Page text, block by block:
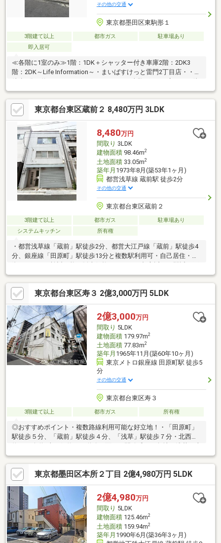
その他の交通
東京都墨田区東駒形１
3階建て以上 都市ガス
駐車場あり
即入居可
≪各階に1室のみ≫1階：1DK＋シャッター付き車庫2階：2DK3
階：2DK～Life Information～・まいばすけっと雷門2丁目店・・・
5分（約370m）・百貨店 松屋浅草・・・徒歩10分（約780m）・
ショッピングモール 東京ミズマチ・・・徒歩13分（約1032m）
東京都台東区蔵前２ 8,480万円 3LDK
8,480万円
間取り 3LDK
建物面積98.46m2
土地面積33.05m2
築年月 1973年8月(築53年1ヶ月)
都営浅草線 蔵前駅 徒歩2分
その他の交通
東京都台東区蔵前２
3階建て以上 都市ガス
駐車場あり
システムキッチン
所有権
・都営浅草線「蔵前」駅徒歩2分、都営大江戸線「蔵前」駅徒歩4
分、銀座線「田原町」駅徒歩13分と複数駅利用可・自己居住・投
建を持ちたい方に検討しやすい価格帯・戸建賃貸として募集する
際、集合住宅よりも「一棟まるごと」を借りたい方に選ばれやす
い傾向 ・現況空家：募集条件や内装の整え方を決めてから貸し出
しを始められます ・1973年8月築：購入前に建物の状態を確認
し、直す所を見積もって計画を立てやすい
東京都台東区寿３ 2億3,000万円 5LDK
2億3,000万円
間取り 5LDK
建物面積179.97m2
土地面積77.83m2
築年月 1965年11月(築60年10ヶ月)
東京メトロ銀座線 田原町駅 徒歩5
分
その他の交通
東京都台東区寿３
3階建て以上 都市ガス 所有権
◎おすすめポイント・複数路線利用可能な好立地！・「田原町」
駅徒歩５分、「蔵前」駅徒歩４分、「浅草」駅徒歩７分・北西側
野エリアが生活圏の利便性豊かなロケーション・スーパー・コン
ビニ・小学校が徒歩５分圏内の暮らしやすい住環境※間取りの詳
細は確認中です。担当までお問い合わせください■資料請求だけ
でもお気軽にお問い合わせください！■お問い合わせは【フリー
ダイヤル：０１２０ー９９８ー１１８】までお気軽にどうぞ♪
東京都墨田区本所２丁目 2億4,980万円 5LDK
2億4,980万円
間取り 5LDK
建物面積125.46m2
土地面積159.94m2
築年月 1990年6月(築36年3ヶ月)